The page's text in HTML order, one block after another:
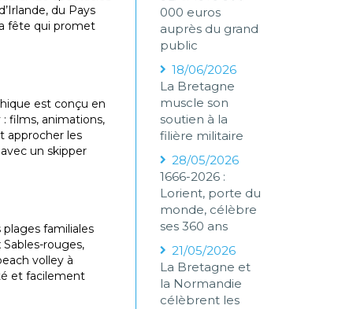
du Pays
fête qui promet
est conçu en
films, animations,
approcher les
un skipper
familiales
rouges,
volley à
et facilement
000 euros
auprès du grand
public
18/06/2026
La Bretagne
muscle son
soutien à la
filière militaire
28/05/2026
1666-2026 :
Lorient, porte du
monde, célèbre
ses 360 ans
21/05/2026
La Bretagne et
la Normandie
célèbrent les